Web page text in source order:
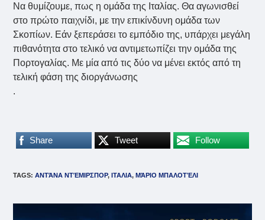
Να θυμίζουμε, πως η ομάδα της Ιταλίας. Θα αγωνισθεί
στο πρώτο παιχνίδι, με την επικίνδυνη ομάδα των
Σκοπίων. Εάν ξεπεράσει το εμπόδιο της, υπάρχει μεγάλη
πιθανότητα στο τελικό να αντιμετωπίζει την ομάδα της
Πορτογαλίας. Με μία από τις δύο να μένει εκτός από τη
τελική φάση της διοργάνωσης
.
Share Tweet Follow
TAGS:ΑΝΤΆΝΑ ΝΤΈΜΙΡΣΠΟΡ, ΙΤΑΛΙΑ, ΜΆΡΙΟ ΜΠΑΛΟΤΈΛΙ